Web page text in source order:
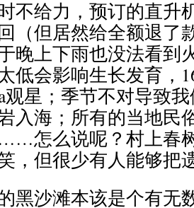
不给力，预订的直升
（但居然给全额退了
晚上下雨也没法看到
低会影响生长发育，
观星；季节不对导致
入海；所有的当地民
怎么说呢？村上春
，但很少有人能够把
黑沙滩本该是个有无